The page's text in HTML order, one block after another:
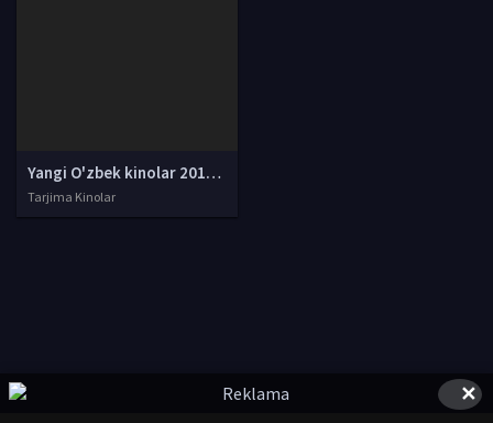
Yangi O'zbek kinolar 2010-2011-2012-2013-2014-2015-2016-2017-2018-2019-2020-2021-2022-2023-2024-2025 O'zbek tilida Uzbek tarjima Full HD
Tarjima Kinolar
✕